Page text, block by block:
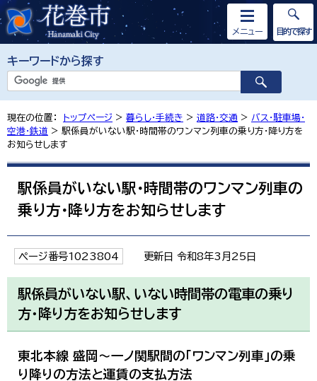
キーワードから探す
メニュー 目的で探す
現在の位置： トップページ > 暮らし・手続き > 道路・交通 > バス・駐車場・
空港・鉄道 > 駅係員がいない駅・時間帯のワンマン列車の乗り方・降り方を
お知らせします
駅係員がいない駅・時間帯のワンマン列車の
乗り方・降り方をお知らせします
ページ番号1023804 更新日 令和8年3月25日
駅係員がいない駅、いない時間帯の電車の乗り
方・降り方をお知らせします
東北本線 盛岡～一ノ関駅間の「ワンマン列車」の乗
り降りの方法と運賃の支払方法